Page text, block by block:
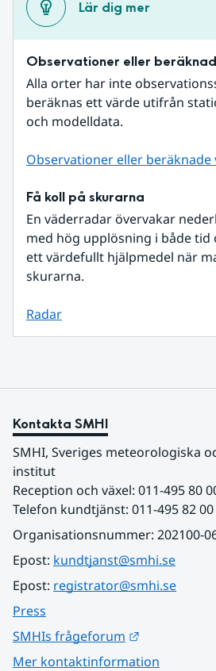
Lär dig mer
Observationer eller
Alla orter har inte
beräknas ett värde utifrån
och modelldata.
Observationer eller beräknade
Få koll på skurarna
En väderradar övervakar
med hög upplösning i både tid
ett värdefullt hjälpmedel när
skurarna.
Radar
Kontakta SMHI
SMHI, Sveriges meteorologiska
institut
Reception och växel: 011-495 80
Telefon kundtjänst: 011-495 82 00
Organisationsnummer: 202100-
Epost: kundtjanst@smhi.se
Epost: registrator@smhi.se
Press
SMHIs frågeforum
Mer kontaktinformation